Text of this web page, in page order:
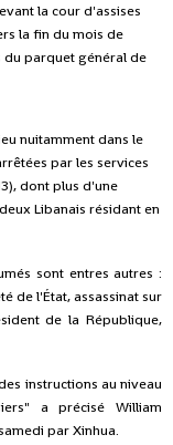
la cour d'assises
la fin du mois de
parquet général de
nuitamment dans le
par les services
dont plus d'une
Libanais résidant en
sont entres autres :
de l'État, assassinat sur
de la République,
instructions au niveau
a précisé William
par Xinhua.